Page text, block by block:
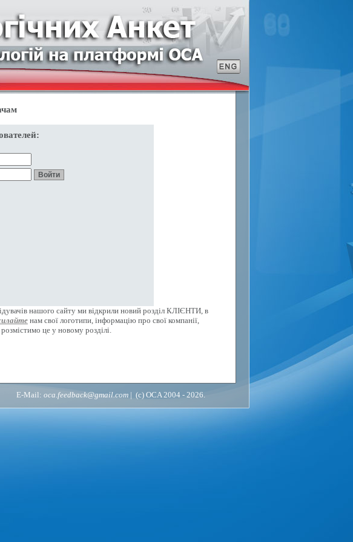
нашого сайту ми відкрили новий розділ КЛІЄНТИ, в
нам свої логотипи, інформацію про свої компанії,
це у новому розділі.
E-Mail: oca.feedback@gmail.com | (c) OCA 2004 - 2026.